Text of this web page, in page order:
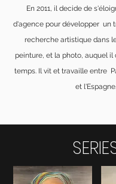
En 2011, il decide de
d'agence pour développer un
recherche artistique dans
peinture, et la photo, auquel
temps. Il vit et travaille entre
et l'Espagne.